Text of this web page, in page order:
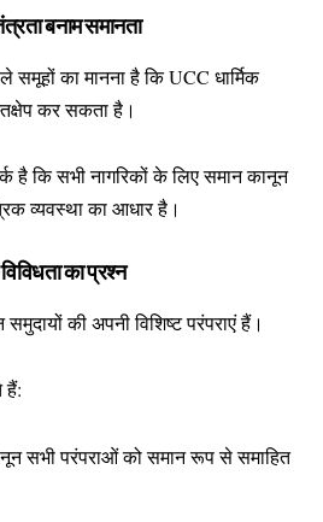
बनाम समानता
समूहों का मानना है कि UCC धार्मिक
कर सकता है।
है कि सभी नागरिकों के लिए समान कानून
व्यवस्था का आधार है।
का प्रश्न
समुदायों की अपनी विशिष्ट परंपराएं हैं।
सभी परंपराओं को समान रूप से समाहित